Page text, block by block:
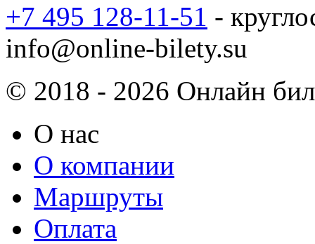
+7 495 128-11-51 -
info@online-bilety.su
© 2018 - 2026 Онлайн
О нас
О компании
Маршруты
Оплата